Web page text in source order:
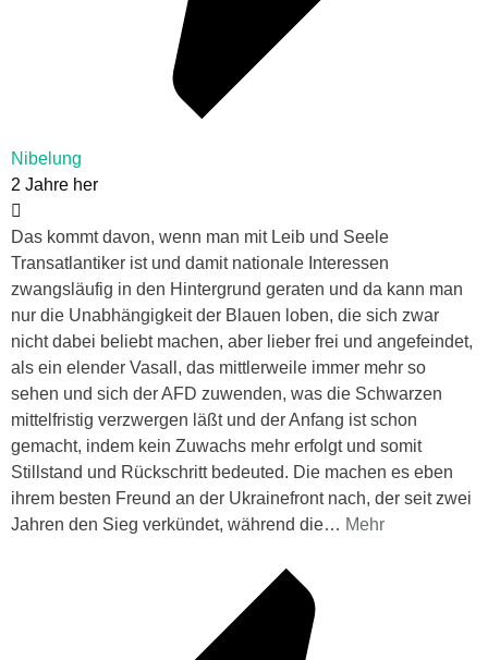
Nibelung
2 Jahre her
Das kommt davon, wenn man mit Leib und Seele
Transatlantiker ist und damit nationale Interessen
zwangsläufig in den Hintergrund geraten und da kann man
nur die Unabhängigkeit der Blauen loben, die sich zwar
nicht dabei beliebt machen, aber lieber frei und angefeindet,
als ein elender Vasall, das mittlerweile immer mehr so
sehen und sich der AFD zuwenden, was die Schwarzen
mittelfristig verzwergen läßt und der Anfang ist schon
gemacht, indem kein Zuwachs mehr erfolgt und somit
Stillstand und Rückschritt bedeuted. Die machen es eben
ihrem besten Freund an der Ukrainefront nach, der seit zwei
Jahren den Sieg verkündet, während die… Mehr